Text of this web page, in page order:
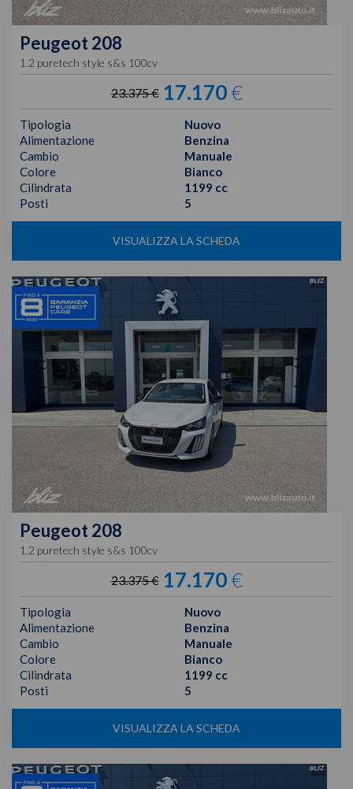
Peugeot 208
1.2 puretech style s&s 100cv
23.375 € 17.170€
Tipologia
Nuovo
Alimentazione
Benzina
Cambio
Manuale
Colore
Bianco
Cilindrata
1199 cc
Posti
5
VISUALIZZA LA SCHEDA
Peugeot 208
1.2 puretech style s&s 100cv
23.375 € 17.170€
Tipologia
Nuovo
Alimentazione
Benzina
Cambio
Manuale
Colore
Bianco
Cilindrata
1199 cc
Posti
5
VISUALIZZA LA SCHEDA